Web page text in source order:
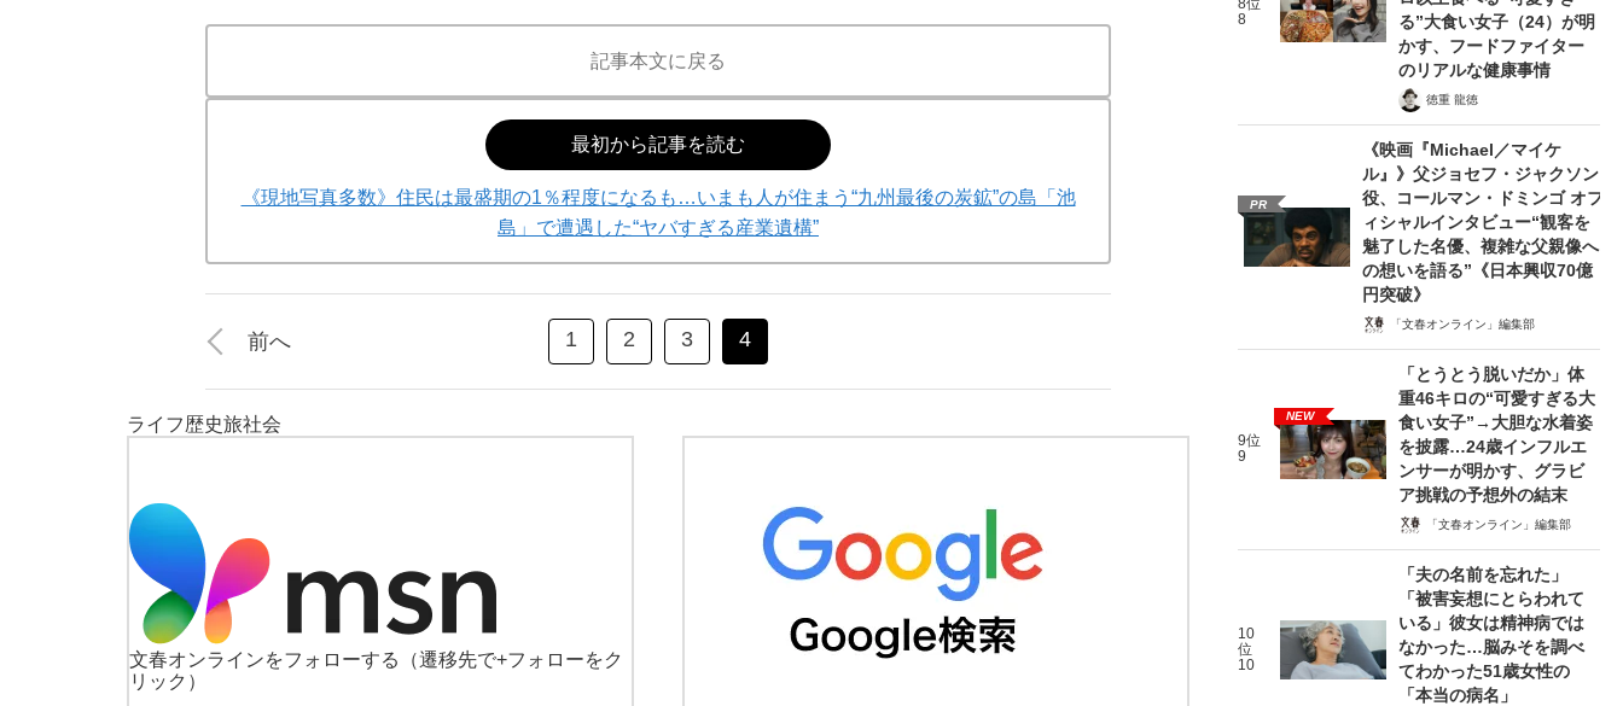
記事本文に戻る
最初から記事を読む
《現地写真多数》住民は最盛期の1％程度になるも…いまも人が住まう“九州最後の炭鉱”の島「池
島」で遭遇した“ヤバすぎる産業遺構”
前へ 1 2 3 4
ライフ歴史旅社会
文春オンラインをフォローする
（遷移先で+フォローをク
リック）
8位
8
る”大食い女子（24）が明
かす、フードファイター
のリアルな健康事情
徳重 龍徳
PR
《映画『Michael／マイケ
ル』》父ジョセフ・ジャクソン
役、コールマン・ドミンゴ オフ
ィシャルインタビュー“観客を
魅了した名優、複雑な父親像へ
の想いを語る”《日本興収70億
円突破》
「文春オンライン」編集部
9位
9
NEW
「とうとう脱いだか」体
重46キロの“可愛すぎる大
食い女子”→大胆な水着姿
を披露…24歳インフルエ
ンサーが明かす、グラビ
ア挑戦の予想外の結末
「文春オンライン」編集部
10
位
10
「夫の名前を忘れた」
「被害妄想にとらわれて
いる」彼女は精神病では
なかった…脳みそを調べ
てわかった51歳女性の
「本当の病名」